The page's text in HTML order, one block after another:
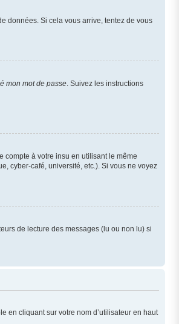
données. Si cela vous arrive, tentez de vous
mon mot de passe. Suivez les instructions
compte à votre insu en utilisant le même
cyber-café, université, etc.). Si vous ne voyez
de lecture des messages (lu ou non lu) si
en cliquant sur votre nom d’utilisateur en haut